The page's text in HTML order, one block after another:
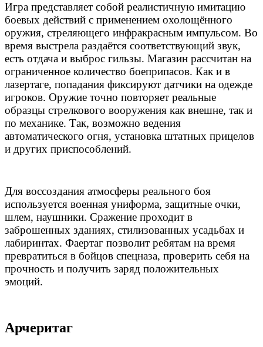
Игра представляет собой реалистичную имитацию
боевых действий с применением охолощённого
оружия, стреляющего инфракрасным импульсом. Во
время выстрела раздаётся соответствующий звук,
есть отдача и выброс гильзы. Магазин рассчитан на
ограниченное количество боеприпасов. Как и в
лазертаге, попадания фиксируют датчики на одежде
игроков. Оружие точно повторяет реальные
образцы стрелкового вооружения как внешне, так и
по механике. Так, возможно ведения
автоматического огня, установка штатных прицелов
и других приспособлений.
Для воссоздания атмосферы реального боя
используется военная униформа, защитные очки,
шлем, наушники. Сражение проходит в
заброшенных зданиях, стилизованных усадьбах и
лабиринтах. Фаертаг позволит ребятам на время
превратиться в бойцов спецназа, проверить себя на
прочность и получить заряд положительных
эмоций.
Арчеритаг